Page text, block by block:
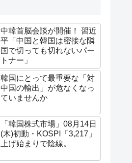
中韓首脳会談が開催！ 習近
平「中国と韓国は密接な隣
国で切っても切れないパー
トナー」
韓国にとって最重要な「対
中国の輸出」が危なくなっ
ていませんか
「韓国株式市場」08月14日
(木)初動・KOSPI「3,217」
上げ始まりで陰線。